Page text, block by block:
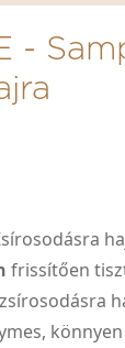
-
frissítően